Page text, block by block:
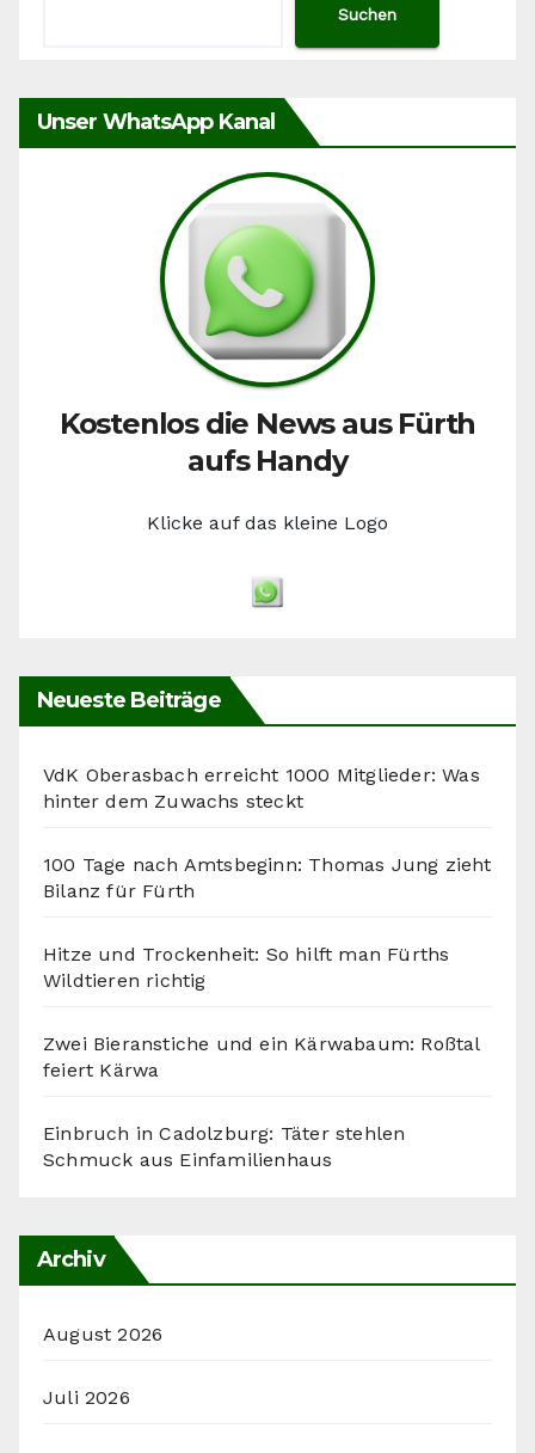
Suchen
Unser WhatsApp Kanal
Kostenlos die News aus Fürth
aufs Handy
Klicke auf das kleine Logo
Neueste Beiträge
VdK Oberasbach erreicht 1000 Mitglieder: Was
hinter dem Zuwachs steckt
100 Tage nach Amtsbeginn: Thomas Jung zieht
Bilanz für Fürth
Hitze und Trockenheit: So hilft man Fürths
Wildtieren richtig
Zwei Bieranstiche und ein Kärwabaum: Roßtal
feiert Kärwa
Einbruch in Cadolzburg: Täter stehlen
Schmuck aus Einfamilienhaus
Archiv
August 2026
Juli 2026